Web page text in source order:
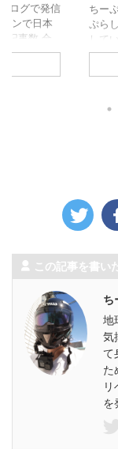
ログで発信
ンで日本
記事数 合
2 81 約
ちー
ぷら
して
しな
す。
ーで
ら、
この記事を書い
ち
地
気
て
た
を